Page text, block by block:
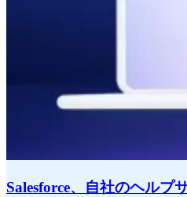
Salesforce、自社のヘルプ